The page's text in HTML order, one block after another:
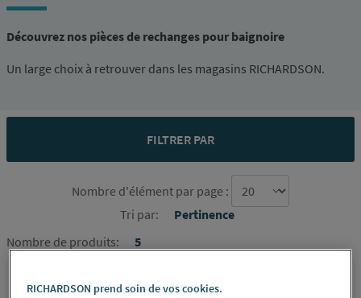
Découvrez nos pièces de rechanges pour baignoire
Un large choix à retrouver dans les magasins RICHARDSON.
FILTRER PAR
Nombre de produits: 5
Nombre d'élément par page :
Tri par:
Pertinence
RICHARDSON prend soin de vos cookies.